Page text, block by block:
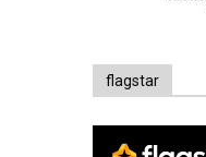
flagstar